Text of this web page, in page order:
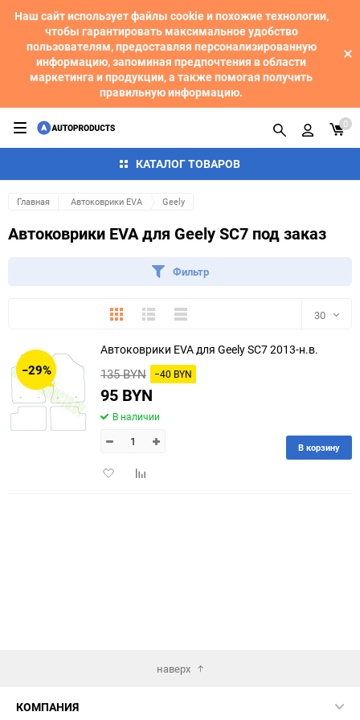
Наш сайт использует файлы cookie и похожие технологии,
чтобы гарантировать максимальное удобство
пользователям, предоставляя персонализированную
информацию, запоминая предпочтения в области
маркетинга и продукции, а также помогая получить
правильную информацию.
КАТАЛОГ ТОВАРОВ
0
Главная Автоковрики EVA Geely
Автоковрики EVA для Geely SC7 под заказ
Фильтр
ПлиткаПодробноКомпактно 30
30
150
−29%
Автоковрики EVA для Geely SC7 2013-н.в.
135 BYN −40 BYN
95 BYN
В наличии
ДобавитьДобавить
В корзину
наверх
КОМПАНИЯ